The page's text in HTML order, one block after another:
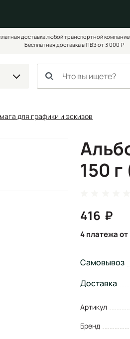
доставка любой транспортной
Бесплатная доставка в ПВЗ от 3 000 ₽
для графики и эскизов
150
416
4 платежа от
Самовывоз
Доставка
Артикул
Бренд